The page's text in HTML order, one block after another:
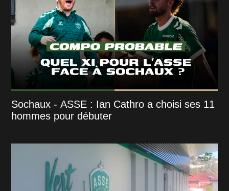
Sochaux - ASSE : Ian Cathro a choisi ses 11
hommes pour débuter